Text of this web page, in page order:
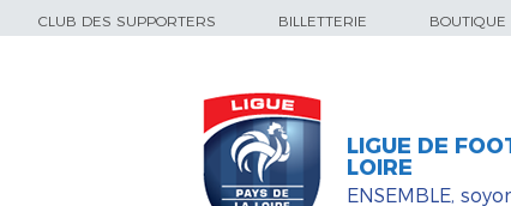
CLUB DES SUPPORTERS BILLETTERIE BOUTIQUE
LIGUE DE
LOIRE
ENSEMBLE,